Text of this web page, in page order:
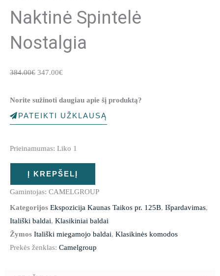
Naktinė Spintelė
Nostalgia
384.00€
price
384.00€.
347.00€
price
347.00€.
Norite sužinoti daugiau apie šį produktą?
PATEIKTI UŽKLAUSĄ
Prieinamumas: Liko 1
kiekis:
Naktinė
spintelė
Nostalgia
Į KREPŠELĮ
Gamintojas: CAMELGROUP
Kategorijos Ekspozicija Kaunas Taikos pr. 125B, Išpardavimas,
Itališki baldai, Klasikiniai baldai
Žymos Itališki miegamojo baldai, Klasikinės komodos
Prekės ženklas: Camelgroup